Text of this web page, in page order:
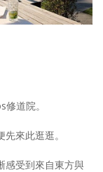
道院。
來此逛逛。
感受到來自東方與